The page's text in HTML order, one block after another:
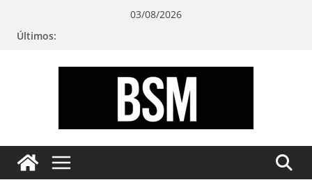
03/08/2026
Últimos:
sua
Mente